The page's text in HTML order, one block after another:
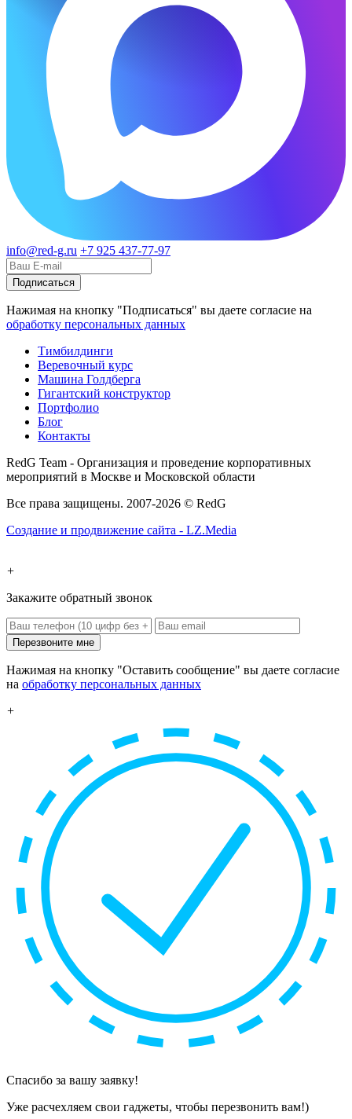
info@red-g.ru +7 925 437-77-97
Нажимая на кнопку "Подписаться" вы даете согласие на
обработку персональных данных
Тимбилдинги
Веревочный курс
Машина Голдберга
Гигантский конструктор
Портфолио
Блог
Контакты
RedG Team - Организация и проведение корпоративных
мероприятий в Москве и Московской области
Все права защищены. 2007-2026 © RedG
Создание и продвижение сайта - LZ.Media
+
Закажите обратный звонок
Перезвоните мне
Нажимая на кнопку "Оставить сообщение" вы даете согласие
на обработку персональных данных
+
Спасибо за вашу заявку!
Уже расчехляем свои гаджеты, чтобы перезвонить вам!)